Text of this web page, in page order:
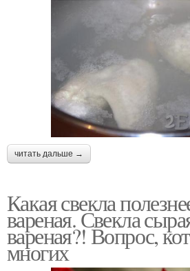
читать дальше →
Какая свекла
вареная. Свекла
вареная?! Вопрос,
многих